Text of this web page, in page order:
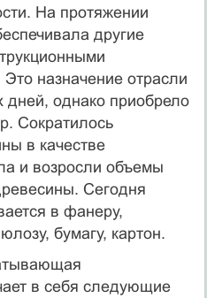
На протяжении
другие
назначение отрасли
однако приобрело
Сократилось
в качестве
и возросли объемы
Сегодня
в фанеру,
бумагу, картон.
в себя следующие